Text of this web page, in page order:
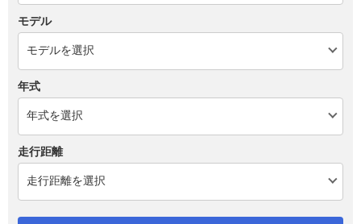
モデル
年式
走行距離